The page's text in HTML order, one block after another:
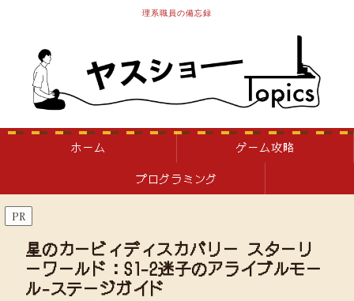
理系職員の備忘録
ホーム
ゲーム攻略
プログラミング
PR
星のカービィディスカバリー スターリ
ーワールド：S1-2迷子のアライブルモー
ル-ステージガイド